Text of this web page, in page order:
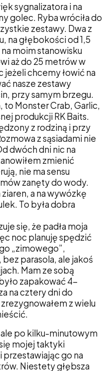
sygnalizatora i na
golec. Ryba wróciła do
zestawy. Dwa z
na głębokości od 1,5
moim stanowisku
aż do 25 metrów w
jeżeli chcemy łowić na
nasze zestawy
przy samym brzegu.
to Monster Crab, Garlic,
produkcji RK Baits.
z rodziną i przy
z sąsiadami nie
dwóch dni nic na
zmienić
nie ma sensu
zanęty do wody.
a na wywózkę
To była dobra
się, że padła moja
noc planuję spędzić
„zimowego”,
parasola, ale jakoś
Mam ze sobą
zapakować 4-
na cztery dni do
z wielu
po kilku-minutowym
mojej taktyki
go na
Niestety głębsza